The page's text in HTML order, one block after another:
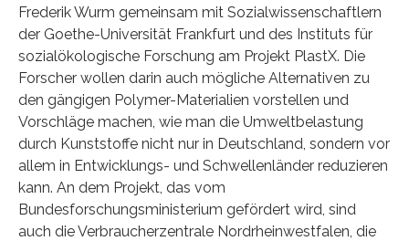
Frederik Wurm gemeinsam mit Sozialwissenschaftlern
der Goethe-Universität Frankfurt und des Instituts für
sozialökologische Forschung am Projekt PlastX. Die
Forscher wollen darin auch mögliche Alternativen zu
den gängigen Polymer-Materialien vorstellen und
Vorschläge machen, wie man die Umweltbelastung
durch Kunststoffe nicht nur in Deutschland, sondern vor
allem in Entwicklungs- und Schwellenländer reduzieren
kann. An dem Projekt, das vom
Bundesforschungsministerium gefördert wird, sind
auch die Verbraucherzentrale Nordrheinwestfalen, die